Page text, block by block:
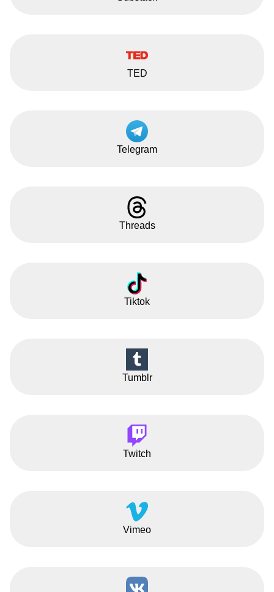
TED
Telegram
Threads
Tiktok
Tumblr
Twitch
Vimeo